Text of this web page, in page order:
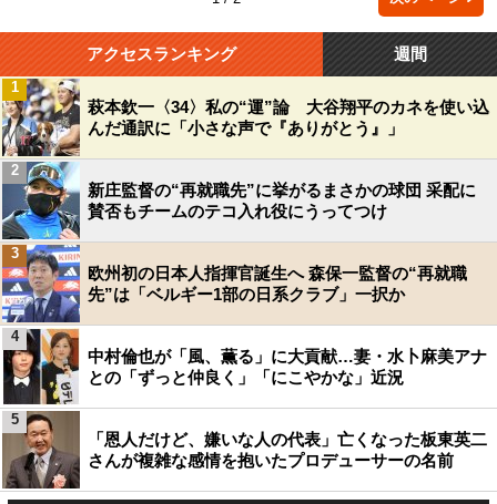
アクセスランキング 週間
萩本欽一〈34〉私の“運”論 大谷翔平のカネを使い込
んだ通訳に「小さな声で『ありがとう』」
1
新庄監督の“再就職先”に挙がるまさかの球団 采配に
賛否もチームのテコ入れ役にうってつけ
2
欧州初の日本人指揮官誕生へ 森保一監督の“再就職
先”は「ベルギー1部の日系クラブ」一択か
3
中村倫也が「風、薫る」に大貢献…妻・水卜麻美アナ
との「ずっと仲良く」「にこやかな」近況
4
「恩人だけど、嫌いな人の代表」亡くなった板東英二
さんが複雑な感情を抱いたプロデューサーの名前
5